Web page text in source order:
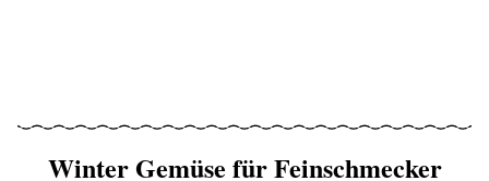
Winter Gemüse für Feinschmecker